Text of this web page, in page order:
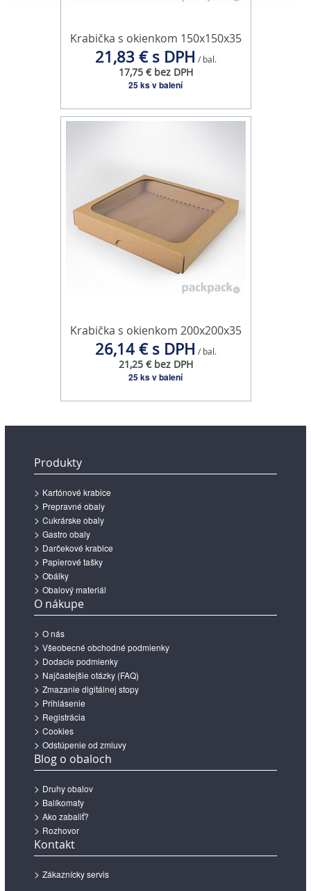
oblasti sociálnych médií, inzercie a analýzy. Títo partneri
môžu príslušné informácie skombinovať s ďalšími
údajmi, ktoré ste im poskytli alebo ktoré od vás získali,
keď ste používali ich služby.
Krabička s okienkom 150x150x35
21,83 € s DPH / bal.
17,75 € bez DPH
25 ks v balení
Krabička s okienkom 200x200x35
26,14 € s DPH / bal.
21,25 € bez DPH
25 ks v balení
Produkty
Kartónové krabice
Prepravné obaly
Cukrárske obaly
Gastro obaly
Darčekové krabice
Papierové tašky
Obálky
Obalový materiál
O nákupe
O nás
Všeobecné obchodné podmienky
Dodacie podmienky
Najčastejšie otázky (FAQ)
Zmazanie digitálnej stopy
Prihlásenie
Registrácia
Cookies
Odstúpenie od zmluvy
Blog o obaloch
Druhy obalov
Balíkomaty
Ako zabaliť?
Rozhovor
Kontakt
Zákaznícky servis